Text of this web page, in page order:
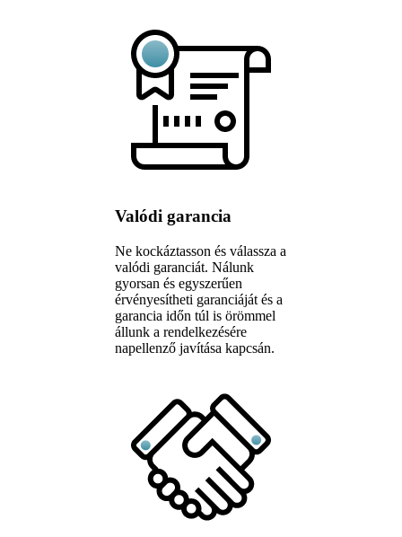
Valódi garancia
Ne kockáztasson és válassza a
valódi garanciát. Nálunk
gyorsan és egyszerűen
érvényesítheti garanciáját és a
garancia időn túl is örömmel
állunk a rendelkezésére
napellenző javítása kapcsán.